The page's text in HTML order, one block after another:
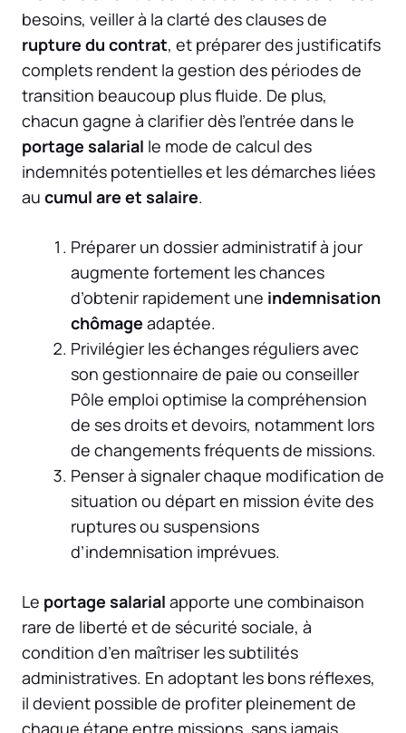
besoins, veiller à la clarté des clauses de
rupture du contrat, et préparer des justificatifs
complets rendent la gestion des périodes de
transition beaucoup plus fluide. De plus,
chacun gagne à clarifier dès l’entrée dans le
portage salarial le mode de calcul des
indemnités potentielles et les démarches liées
au cumul are et salaire.
Préparer un dossier administratif à jour
augmente fortement les chances
d’obtenir rapidement une indemnisation
chômage adaptée.
Privilégier les échanges réguliers avec
son gestionnaire de paie ou conseiller
Pôle emploi optimise la compréhension
de ses droits et devoirs, notamment lors
de changements fréquents de missions.
Penser à signaler chaque modification de
situation ou départ en mission évite des
ruptures ou suspensions
d’indemnisation imprévues.
Le portage salarial apporte une combinaison
rare de liberté et de sécurité sociale, à
condition d’en maîtriser les subtilités
administratives. En adoptant les bons réflexes,
il devient possible de profiter pleinement de
chaque étape entre missions, sans jamais